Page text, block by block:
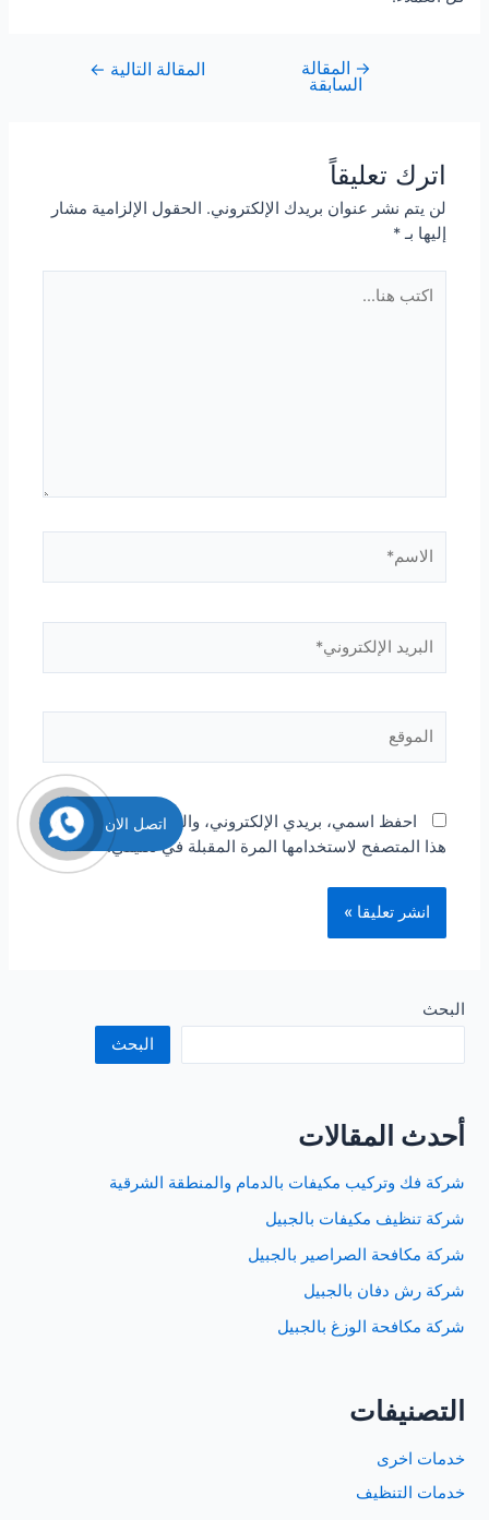
→ المقالة
السابقة
المقالة التالية ←
اترك تعليقاً
لن يتم نشر عنوان بريدك الإلكتروني. الحقول الإلزامية مشار
إليها بـ*
هنا...
الإلكتروني*
احفظ اسمي، بريدي الإلكتروني، والموقع الإلكتروني في
هذا المتصفح لاستخدامها المرة المقبلة في تعليقي.
البحث
البحث
أحدث المقالات
شركة فك وتركيب مكيفات بالدمام والمنطقة الشرقية
شركة تنظيف مكيفات بالجبيل
شركة مكافحة الصراصير بالجبيل
شركة رش دفان بالجبيل
شركة مكافحة الوزغ بالجبيل
التصنيفات
خدمات اخرى
خدمات التنظيف
اتصل الان